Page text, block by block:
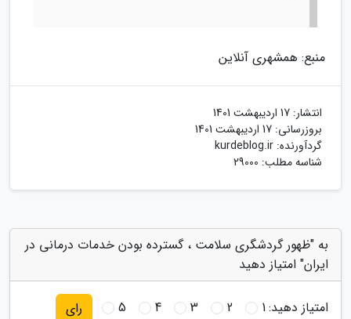
منبع: همشهری آنلاین
انتشار: 17 اردیبهشت 1401
بروزرسانی: 17 اردیبهشت 1401
گردآورنده: kurdeblog.ir
شناسه مطلب: 29000
به "ظهور گردشگری سلامت ، گسترده بودن خدمات درمانی در
ایران" امتیاز دهید
امتیاز دهید:1
2
3
4
5 رای